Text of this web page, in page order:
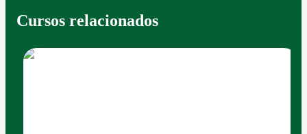
Cursos relacionados